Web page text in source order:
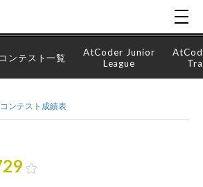
コンテスト一覧
AtCoder Junior
League
コンテスト成績表